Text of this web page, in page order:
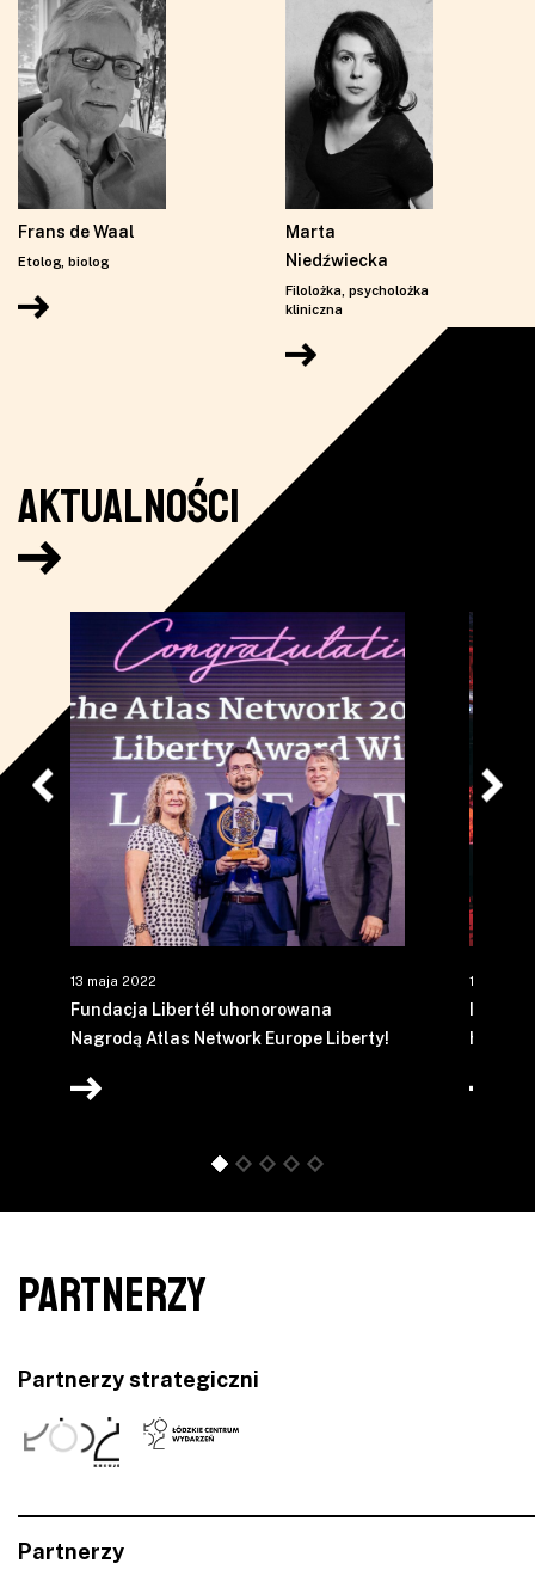
Frans de Waal
Etolog, biolog
Marta
Niedźwiecka
Filolożka, psycholożka
kliniczna
AKTUALNOŚCI
13 maja 2022
Fundacja Liberté! uhonorowana
Nagrodą Atlas Network Europe Liberty!
13
PARTNERZY
Partnerzy strategiczni
Partnerzy